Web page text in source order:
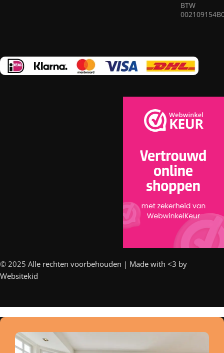
die erin geslaagd zijn om elegantie, kwaliteit en praktisch
nut op ingenieuze wijze te combineren in elk vloerkleed.
BTW
© 2025 Alle rechten voorbehouden | Made with <3 by
Websitekid